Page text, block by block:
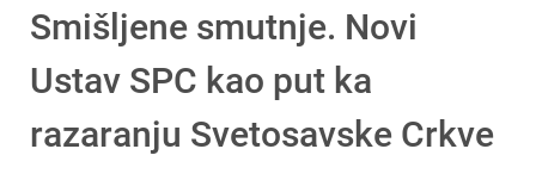
Smišljene smutnje. Novi
Ustav SPC kao put ka
razaranju Svetosavske Crkve